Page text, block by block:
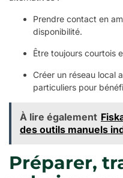
Prendre contact en
disponibilité.
Être toujours courtois
Créer un réseau local
particuliers pour
À lire également
des outils manuels
Préparer,